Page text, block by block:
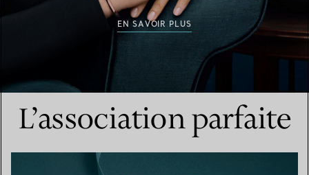
EN SAVOIR PLUS
L’association parfaite